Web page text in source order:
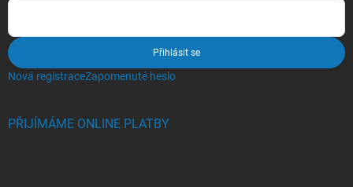
Přihlásit se
Nová registraceZapomenuté heslo
PŘIJÍMÁME ONLINE PLATBY